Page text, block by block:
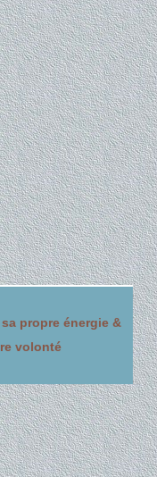
propre énergie &
volonté